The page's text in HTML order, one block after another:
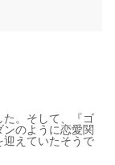
。そして、『ゴ
のように恋愛関
えていたそうで